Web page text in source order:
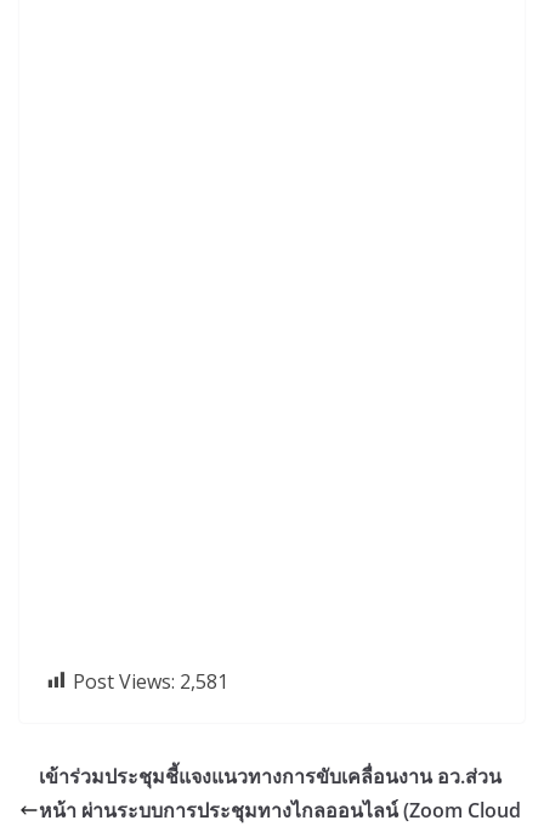
Post Views: 2,581
เข้าร่วมประชุมชี้แจงแนวทางการขับเคลื่อนงาน อว.ส่วน
หน้า ผ่านระบบการประชุมทางไกลออนไลน์ (Zoom Cloud